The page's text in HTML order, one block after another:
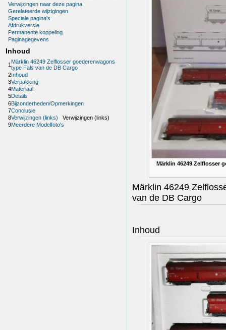
Verwijzingen naar deze pagina
Gerelateerde wijzigingen
Speciale pagina's
Afdrukversie
Permanente koppeling
Paginagegevens
Inhoud
1 Märklin 46249 Zelflosser goederenwagons
type Fals van de DB Cargo
2Inhoud
3Verpakking
4Materiaal
5Details
6Bijzonderheden/Opmerkingen
7Conclusie
8Verwijzingen (links)
Verwijzingen (links)
9Meerdere Modelfoto's
Märklin 46249 Zelflosser
Märklin 46249
van de DB Cargo
Inhoud